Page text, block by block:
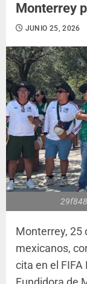
Monterrey
JUNIO 25, 2026
Monterrey, 25
mexicanos,
cita en el FIFA